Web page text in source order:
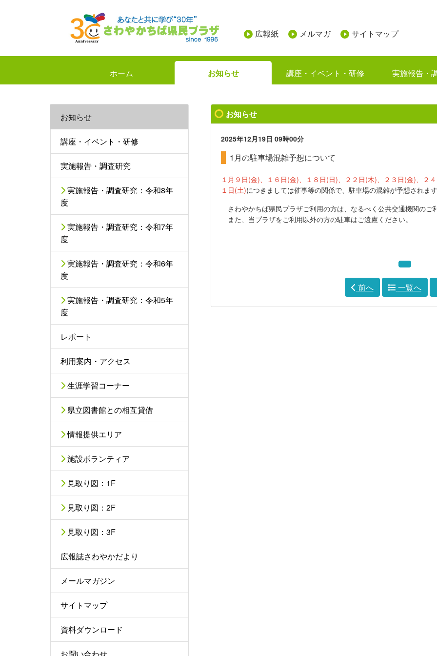
広報紙 メルマガ サイトマップ
ホーム お知らせ 講座・イベント・研修 実施報告・
お知らせ
講座・イベント・研修
実施報告・調査研究
実施報告・調査研究：令和8年
度
実施報告・調査研究：令和7年
度
実施報告・調査研究：令和6年
度
実施報告・調査研究：令和5年
度
レポート
利用案内・アクセス
生涯学習コーナー
県立図書館との相互貸借
情報提供エリア
施設ボランティア
見取り図：1F
見取り図：2F
見取り図：3F
広報誌さわやかだより
メールマガジン
サイトマップ
資料ダウンロード
お知らせ
2025年12月19日 09時00分
1月の駐車場混雑予想について
１月９日(金)、１６日(金)、１８日(日)、２２日(木)、２３日(金)、２
１日(土)につきましては催事等の関係で、駐車場の混雑が予想されま
さわやかちば県民プラザご利用の方は、なるべく公共交通機関のご
また、当プラザをご利用以外の方の駐車はご遠慮ください。
前へ 一覧へ